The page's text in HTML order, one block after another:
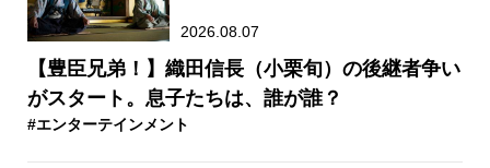
2026.08.07
【豊臣兄弟！】織田信長（小栗旬）の後継者争い
がスタート。息子たちは、誰が誰？
#エンターテインメント